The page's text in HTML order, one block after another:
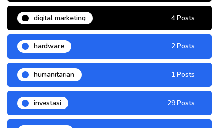
digital marketing 4 Posts
hardware 2 Posts
humanitarian 1 Posts
investasi 29 Posts